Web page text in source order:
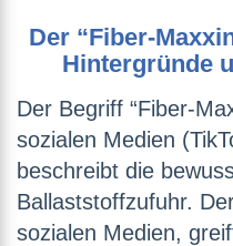
Der “Fiber-
Hintergründe
Der Begriff “Fiber-
sozialen Medien
beschreibt die
Ballaststoffzufuhr.
sozialen Medien,